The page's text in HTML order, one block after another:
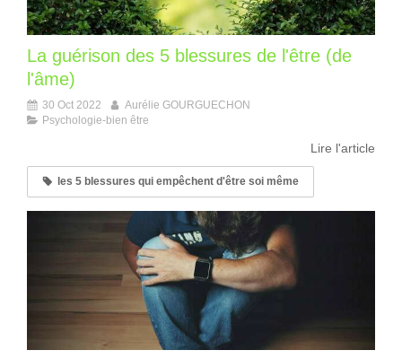
La guérison des 5 blessures de l'être (de
l'âme)
30 Oct 2022
Aurélie GOURGUECHON
Psychologie-bien être
Lire l'article
les 5 blessures qui empêchent d'être soi même